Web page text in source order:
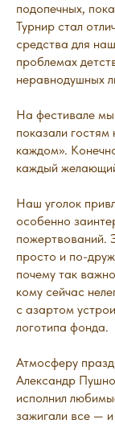
подопечных,
Турнир стал
средства для
проблемах
неравнодушных
На фестивале
показали
каждом».
каждый
Наш уголок
особенно
пожертвований.
просто и по-
почему так
кому сейчас
с азартом
логотипа фонда.
Атмосферу
Александр
исполнил
зажигали все —